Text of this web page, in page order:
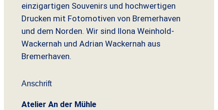
einzigartigen Souvenirs und hochwertigen
Drucken mit Fotomotiven von Bremerhaven
und dem Norden. Wir sind Ilona Weinhold-
Wackernah und Adrian Wackernah aus
Bremerhaven.
Anschrift
Atelier An der Mühle